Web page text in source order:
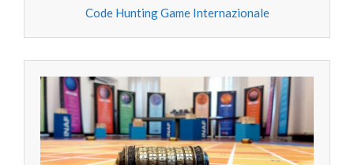
Code Hunting Game Internazionale